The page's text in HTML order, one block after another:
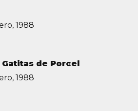
1988
Gatitas de Porcel
1988